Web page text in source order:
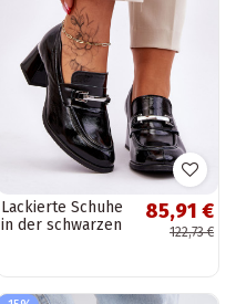
Lackierte Schuhe
in der schwarzen
85,91 €
122,73 €